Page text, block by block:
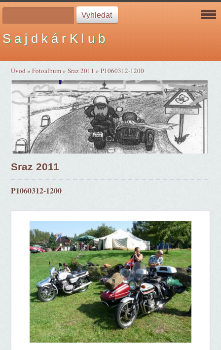
S a j d k á r K l u b
Úvod »Fotoalbum»Sraz 2011 »P1060312-1200
Sraz 2011
P1060312-1200